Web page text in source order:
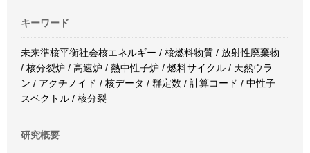
キーワード
未来準核平衡社会核エネルギー / 核燃料物質 / 放射性廃棄物
/ 核分裂炉 / 高速炉 / 熱中性子炉 / 燃料サイクル / 天然ウラ
ン / アクチノイド / 核データ / 群定数 / 計算コード / 中性子
スベクトル / 核分裂
研究概要